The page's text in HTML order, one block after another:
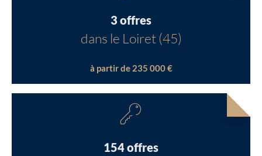
3 offres
dans le Loiret (45)
à partir de 235 000 €
154 offres